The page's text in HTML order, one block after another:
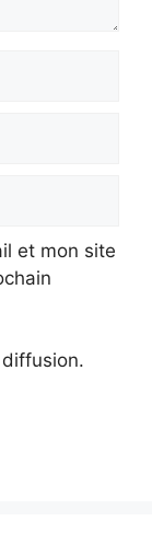
et mon site